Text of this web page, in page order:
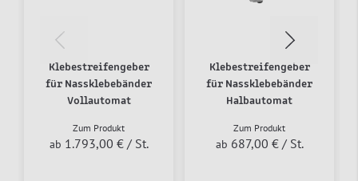
Klebestreifengeber
für Nassklebebänder
Vollautomat
Zum Produkt
ab 1.793,00 € / St.
Klebestreifengeber
für Nassklebebänder
Halbautomat
Zum Produkt
ab 687,00 € / St.